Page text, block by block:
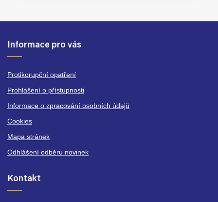
Informace pro vás
Protikorupční opatření
Prohlášení o přístupnosti
Informace o zpracování osobních údajů
Cookies
Mapa stránek
Odhlášení odběru novinek
Kontakt